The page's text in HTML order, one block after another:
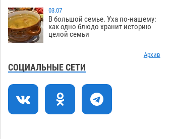
10:02
На Всероссийской Спартакиаде
астраханские гандболисты уступили
казанским «драконам»
Краснодарской в Астрахани
08:47
Астраханский суд оценил четыре удара
по голове полицейского в сто тысяч
рублей
03.07
В большой семье. Уха по-нашему:
как одно блюдо хранит историю
целой семьи
Архив
СОЦИАЛЬНЫЕ СЕТИ